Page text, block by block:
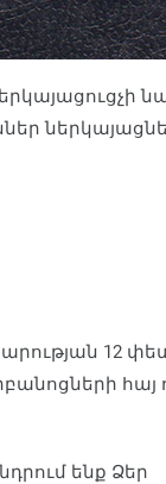
12
հայ
ենք Ձեր